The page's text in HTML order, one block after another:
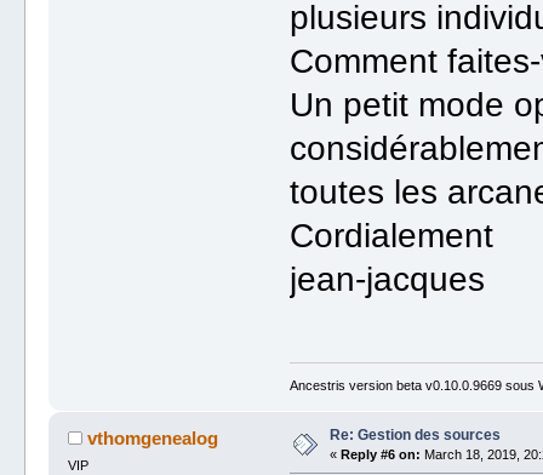
plusieurs
Comment
Un petit mode
toutes les
Cordialement
jean-jacques
Ancestris version beta v0.10.0.9669 sous
vthomgenealog
VIP
Re: Gestion des sources
« Reply #6 on: March 18, 2019,